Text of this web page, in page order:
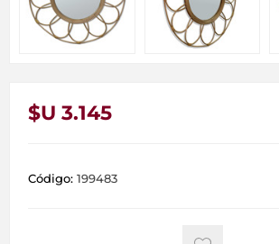
$U 3.145
Código: 199483